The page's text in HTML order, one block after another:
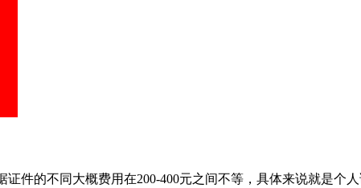
件的不同大概费用在200-400元之间不等，具体来说就是